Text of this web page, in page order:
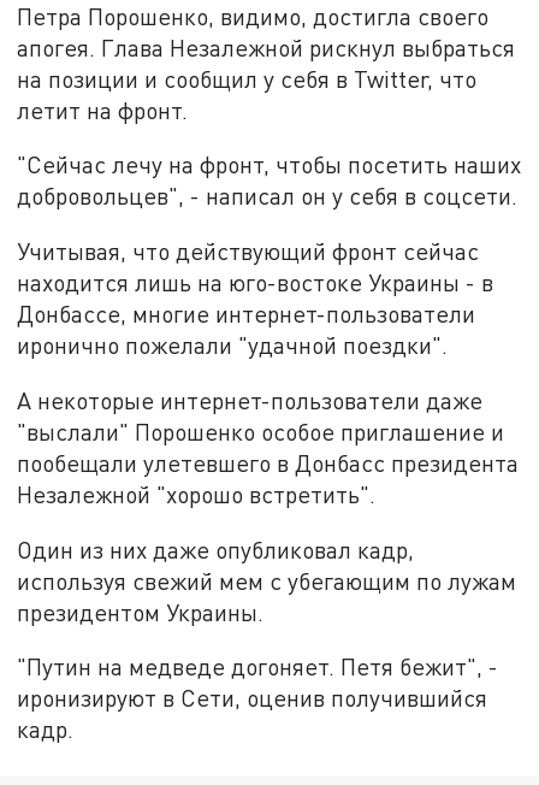
Петра Порошенко, видимо, достигла своего
апогея. Глава Незалежной рискнул выбраться
на позиции и сообщил у себя в Twitter, что
летит на фронт.
"Сейчас лечу на фронт, чтобы посетить наших
добровольцев", - написал он у себя в соцсети.
Учитывая, что действующий фронт сейчас
находится лишь на юго-востоке Украины - в
Донбассе, многие интернет-пользователи
иронично пожелали "удачной поездки".
А некоторые интернет-пользователи даже
"выслали" Порошенко особое приглашение и
пообещали улетевшего в Донбасс президента
Незалежной "хорошо встретить".
Один из них даже опубликовал кадр,
используя свежий мем с убегающим по лужам
президентом Украины.
"Путин на медведе догоняет. Петя бежит", -
иронизируют в Сети, оценив получившийся
кадр.